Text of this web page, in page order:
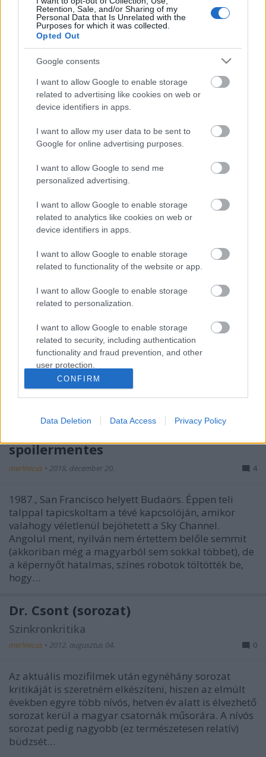
Retention, Sale, and/or Sharing of my
Personal Data that Is Unrelated with the
Purposes for which it was collected.
Opted Out
Google consents
I want to allow Google to enable storage
related to advertising like cookies on web or
device identifiers in apps.
I want to allow my user data to be sent to
Google for online advertising purposes.
I want to allow Google to send me
personalized advertising.
I want to allow Google to enable storage
related to analytics like cookies on web or
device identifiers in apps.
I want to allow Google to enable storage
related to functionality of the website or app.
I want to allow Google to enable storage
related to personalization.
I want to allow Google to enable storage
related to security, including authentication
functionality and fraud prevention, and other
user protection.
CONFIRM
Data Deletion Data Access Privacy Policy
60 éves a Csipkerózsika
Walt Disney 16. egész estés rajzfilmjét. A film nagyon
sokáig, nyolc éven át készült, hiszen akkoriban még
kézzel rajzoltak meg. Walt Disney arra törekedett,
hogy az új hercegnőt ne hasonlíthassák össze…
Űrdongó - szinkronkritika -
spoilermentes
merlinicus • 2018. december 20. 4
1987., San Francisco helyett Budaörs. Éppen teli
talppal tapicskoltam a tévé kapcsolóján, amikor
valahogy véletlenül bejöhetett a Sky Channel.
Angolul ment, nyilván nem értettem belőle semmit
(akkoriban még a magyarból sem sokkal többet), de
a képernyőt hatalmas, színes robotok töltötték be,
hogy…
Dr. Csont (sorozat)
Szinkronkritika
merlinicus • 2012. augusztus 04. 0
Az aktuális mozifilmek után egynéhány sorozat
kritikáját is szeretném elkészíteni, hiszen az elmúlt
években egyre több nívós, hetven év alatt is élvezhető
sorozat kerül a magyar csatornák műsorára. A nívós
sorozat pedig nagyobb (ez természetesen relatív)
büdzsét…